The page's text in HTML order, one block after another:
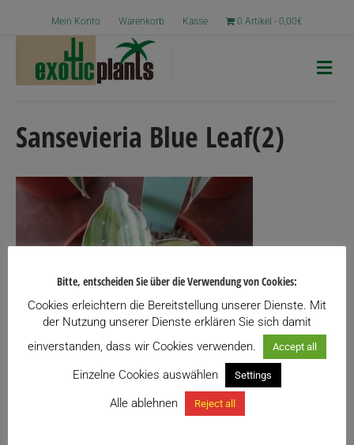
Mein Konto Warenkorb Kasse 0 Artikel 0,00€
N
a
Sansevieria Blue Leaf(2)
Bitte, entscheiden Sie über die Verwendung von Cookies:
Cookies erleichtern die Bereitstellung unserer Dienste. Mit
der Nutzung unserer Dienste erklären Sie sich damit
einverstanden, dass wir Cookies verwenden.
Accept all
Einzelne Cookies auswählen Settings
Alle ablehnen Reject all